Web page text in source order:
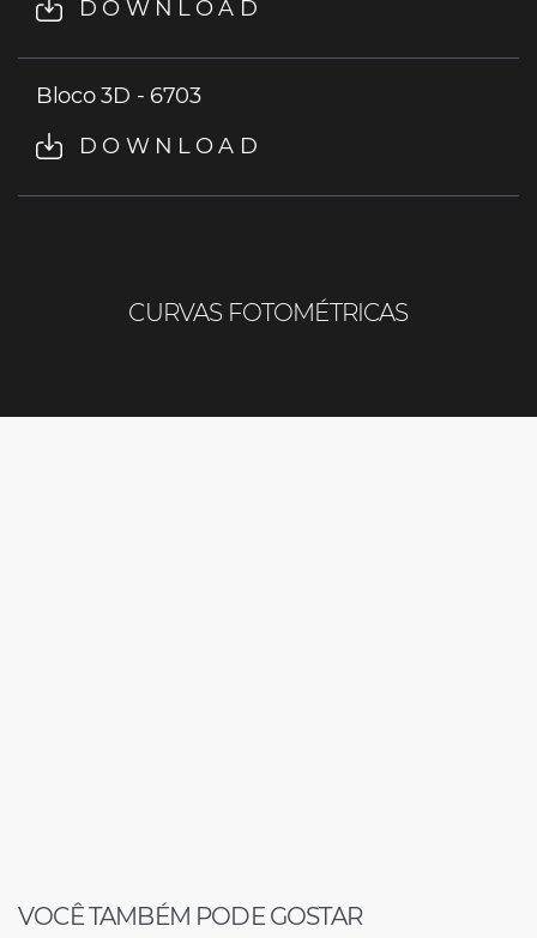
DOWNLOAD
Bloco 3D - 6703
DOWNLOAD
CURVAS FOTOMÉTRICAS
VOCÊ TAMBÉM PODE GOSTAR